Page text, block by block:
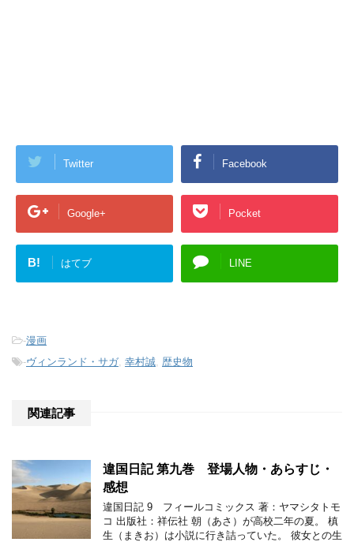
Twitter Facebook
Google+ Pocket
B! はてブ LINE
-漫画
-ヴィンランド・サガ 幸村誠 歴史物
関連記事
違国日記 第九巻 登場人物・あらすじ・
感想
違国日記 9 フィールコミックス 著：ヤマシタトモ
コ 出版社：祥伝社 朝（あさ）が高校二年の夏。 槙
生（まきお）は小説に行き詰っていた。 彼女との生